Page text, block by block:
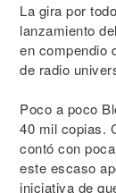
La gira por
lanzamiento
en compendio
de radio
Poco a poco
40 mil copias.
contó con
este escaso
iniciativa de